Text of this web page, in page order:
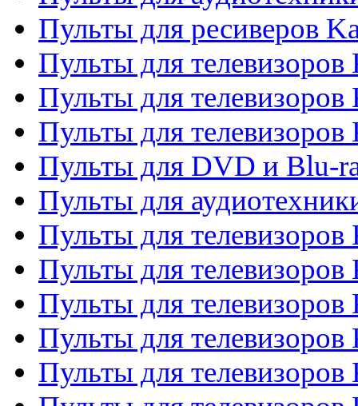
Пульты для ресиверов
Пульты для телевизоров
Пульты для телевизоров
Пульты для телевизоров
Пульты для DVD и Blu-
Пульты для
Пульты для
Пульты для телевизоров
Пульты для телевизоров
Пульты для телевизоров
Пульты для